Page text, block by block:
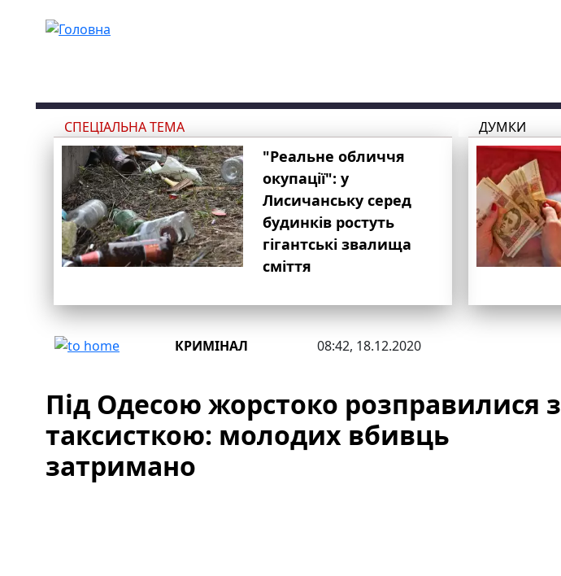
СПЕЦІАЛЬНА ТЕМА
"Реальне обличчя
окупації": у
Лисичанську серед
будинків ростуть
гігантські звалища
сміття
ДУМКИ
КРИМІНАЛ 08:42, 18.12.2020
Під Одесою жорстоко розправилися з
таксисткою: молодих вбивць
затримано